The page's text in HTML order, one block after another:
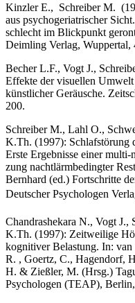
Kinzler E., Schreiber M.
aus psychoge­riatrischer
sch­lecht im Blickpunkt
Deimling Verlag, Wuppertal,
Becher L.F., Vogt J.,
Effekte der visuel­len
künstlicher Geräusche.
200.
Schreiber M., Lahl O.,
K.Th. (1997): Schlafstörung
Er­ste Ergeb­nisse einer
zung nachtlärm­bedingter
Bern­hard (ed.) Fortschritte
Deutscher Psychologen
Chandrashekara N., Vogt
K.Th. (1997): Zeitweilige
kognitiver Be­la­stung. In:
R. , Goertz, C., Hagendorf,
H. & Zießler, M. (Hrsg.)
Psychologen (TEAP),